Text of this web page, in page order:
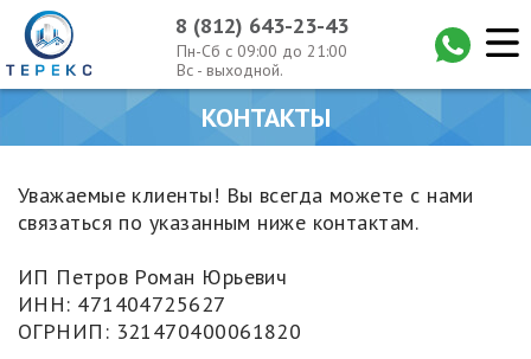
8 (812) 643-23-43
Пн-Сб с 09:00 до 21:00
Вс - выходной.
КОНТАКТЫ
Уважаемые клиенты! Вы всегда можете с нами
связаться по указанным ниже контактам.
ИП Петров Роман Юрьевич
ИНН: 471404725627
ОГРНИП: 321470400061820